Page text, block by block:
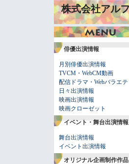
株式会社アル
俳優出演情報
月別俳優出演情報
TVCM・WebCM動画
配信ドラマ・Webバラエテ
日々出演情報
映画出演情報
映画クローゼット
イベント・舞台出演情報
舞台出演情報
イベント出演情報
オリジナル企画制作作品